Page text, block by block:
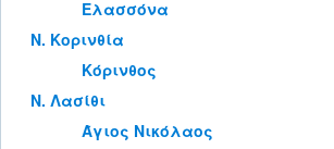
Ελασσόνα
Ν. Κορινθία
Κόρινθος
Ν. Λασίθι
Άγιος Νικόλαος